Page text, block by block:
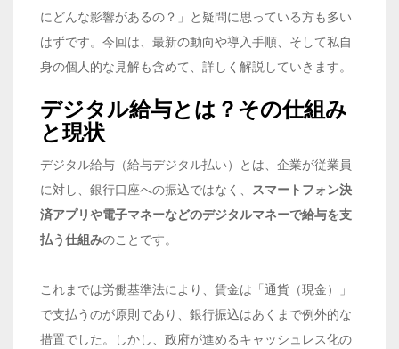
にどんな影響があるの？」と疑問に思っている方も多い
はずです。今回は、最新の動向や導入手順、そして私自
身の個人的な見解も含めて、詳しく解説していきます。
デジタル給与とは？その仕組み
と現状
デジタル給与（給与デジタル払い）とは、企業が従業員
に対し、銀行口座への振込ではなく、 スマートフォン決
済アプリや電子マネーなどのデジタルマネーで給与を支
払う仕組みのことです。
これまでは労働基準法により、賃金は「通貨（現金）」
で支払うのが原則であり、銀行振込はあくまで例外的な
措置でした。しかし、政府が進めるキャッシュレス化の